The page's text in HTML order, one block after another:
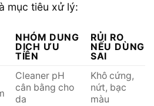
mục tiêu xử lý:
NHÓM DUNG
DỊCH ƯU
TIÊN
RỦI RO
NẾU DÙNG
SAI
Cleaner pH
cân bằng cho
da
Khô cứng,
nứt, bạc
màu